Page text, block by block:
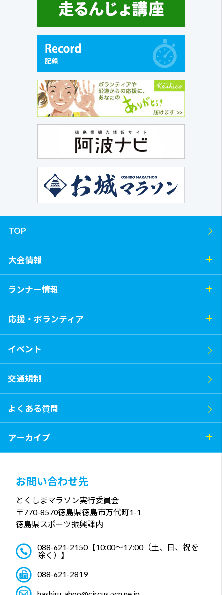
TOP
大会情報
ランナー情報
応援・ボランティア
イベント
交通規制
よくある質問
アーカイブ
お問い合わせ先
とくしまマラソン実行委員会
〒770-8570徳島県徳島市万代町1-1
徳島県スポーツ振興課内
088-621-2150【10:00～17:00（土、日、祝を
除く）】
088-621-2819